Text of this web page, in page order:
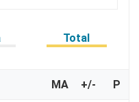
Total
MA +/- P